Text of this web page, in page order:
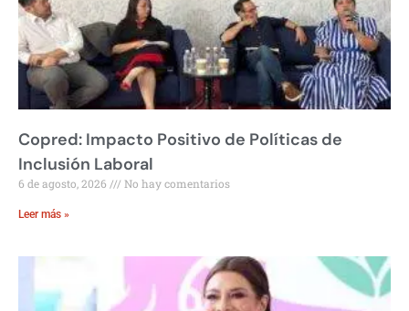
Copred: Impacto Positivo de Políticas de
Inclusión Laboral
6 de agosto, 2026 No hay comentarios
Leer más »